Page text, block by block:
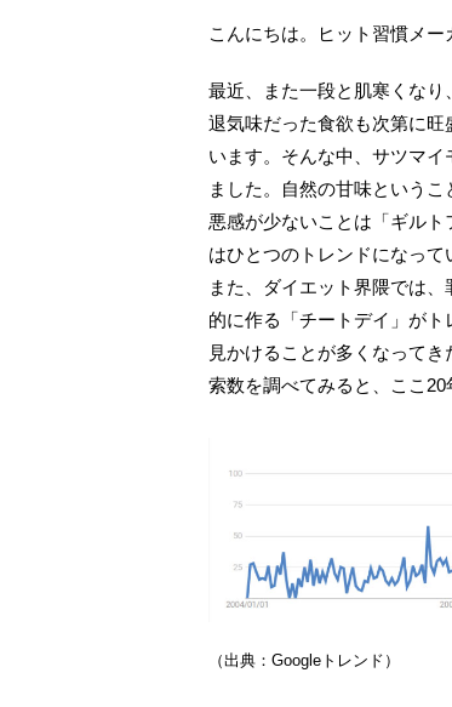
こんにちは。ヒット習慣メー
最近、また一段と肌寒くな
退気味だった食欲も次第に
います。そんな中、サツマ
ました。自然の甘味という
悪感が少ないことは「ギル
はひとつのトレンドになって
また、ダイエット界隈では
的に作る「チートデイ」が
見かけることが多くなって
索数を調べてみると、ここ20
（出典：Googleトレンド）